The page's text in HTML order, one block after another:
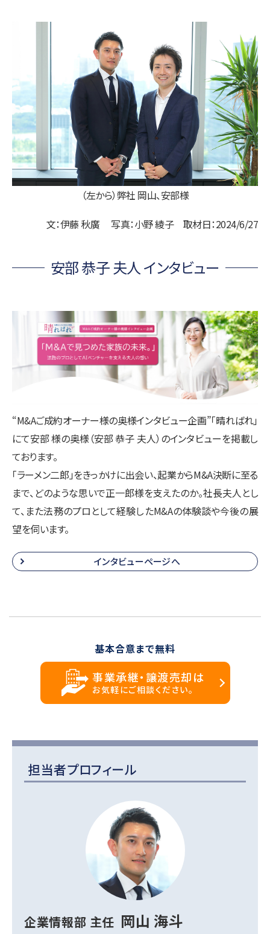
（左から）弊社 岡山、安部様
文：伊藤 秋廣 写真：小野 綾子 取材日：2024/6/27
安部 恭子 夫人 インタビュー
“M&Aご成約オーナー様の奥様インタビュー企画”「晴ればれ」
にて安部 様の奥様（安部 恭子 夫人）のインタビューを掲載し
ております。
「ラーメン二郎」をきっかけに出会い、起業からM&A決断に至る
まで、どのような思いで正一郎様を支えたのか。社長夫人とし
て、また法務のプロとして経験したM&Aの体験談や今後の展
望を伺います。
インタビューページへ
基本合意まで無料
事業承継・譲渡売却は
お気軽にご相談ください。
担当者プロフィール
企業情報部 主任 岡山 海斗